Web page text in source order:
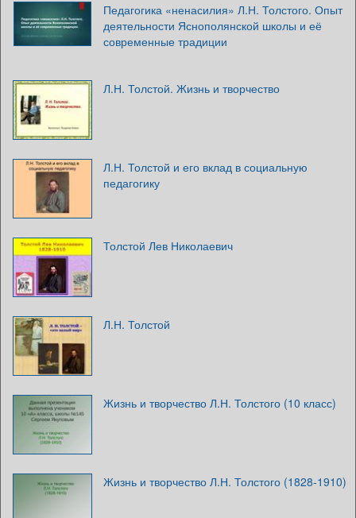
Педагогика «ненасилия» Л.Н. Толстого. Опыт
деятельности Яснополянской школы и её
современные традиции
Л.Н. Толстой. Жизнь и творчество
Л.Н. Толстой и его вклад в социальную
педагогику
Толстой Лев Николаевич
Л.Н. Толстой
Жизнь и творчество Л.Н. Толстого (10 класс)
Жизнь и творчество Л.Н. Толстого (1828-1910)